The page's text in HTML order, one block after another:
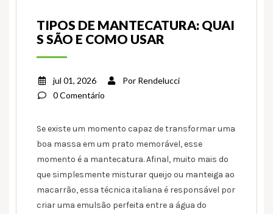
TIPOS DE MANTECATURA: QUAI
S SÃO E COMO USAR
jul 01, 2026 Por Rendelucci
0 Comentário
Se existe um momento capaz de transformar uma
boa massa em um prato memorável, esse
momento é a mantecatura. Afinal, muito mais do
que simplesmente misturar queijo ou manteiga ao
macarrão, essa técnica italiana é responsável por
criar uma emulsão perfeita entre a água do